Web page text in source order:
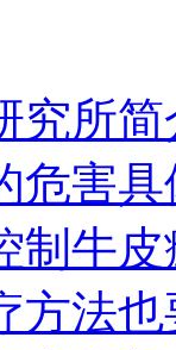
究所简
危害
制牛
方法也